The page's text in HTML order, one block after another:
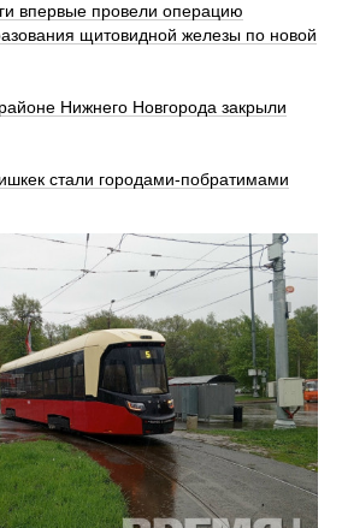
впервые провели операцию
щитовидной железы по новой
Нижнего Новгорода закрыли
стали городами-побратимами